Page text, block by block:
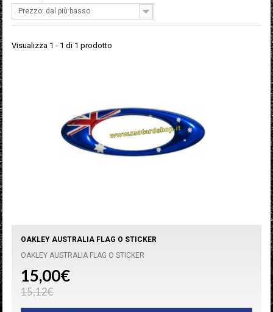
Prezzo: dal più basso
Visualizza 1 - 1 di 1 prodotto
OAKLEY AUSTRALIA FLAG O STICKER
OAKLEY AUSTRALIA FLAG O STICKER
15,00€
15,12€